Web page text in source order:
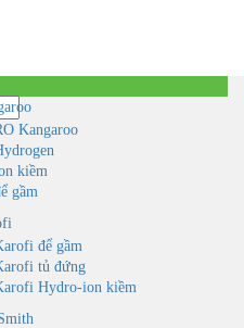
Kangaroo
kiềm
gầm
để gầm
tủ đứng
Hydro-ion kiềm